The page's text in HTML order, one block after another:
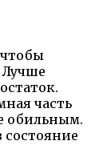
часть
обильным.
состояние